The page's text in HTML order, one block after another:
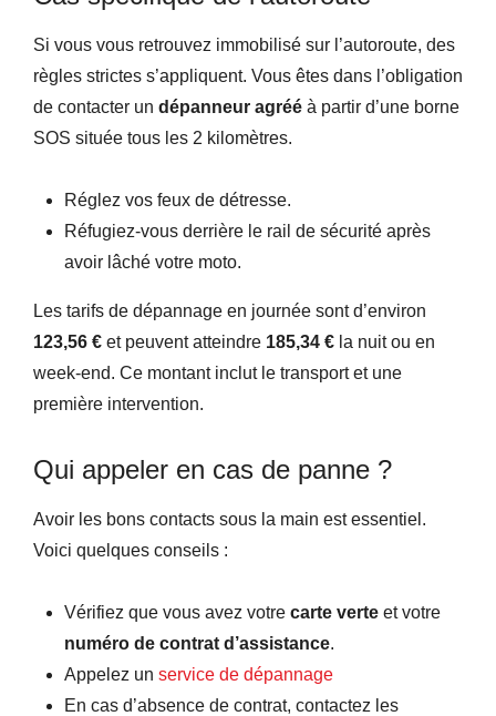
Si vous vous retrouvez immobilisé sur l’autoroute, des
règles strictes s’appliquent. Vous êtes dans l’obligation
de contacter un dépanneur agréé à partir d’une borne
SOS située tous les 2 kilomètres.
Réglez vos feux de détresse.
Réfugiez-vous derrière le rail de sécurité après
avoir lâché votre moto.
Les tarifs de dépannage en journée sont d’environ
123,56 € et peuvent atteindre 185,34 € la nuit ou en
week-end. Ce montant inclut le transport et une
première intervention.
Qui appeler en cas de panne ?
Avoir les bons contacts sous la main est essentiel.
Voici quelques conseils :
Vérifiez que vous avez votre carte verte et votre
numéro de contrat d’assistance.
Appelez un service de dépannage
En cas d’absence de contrat, contactez les